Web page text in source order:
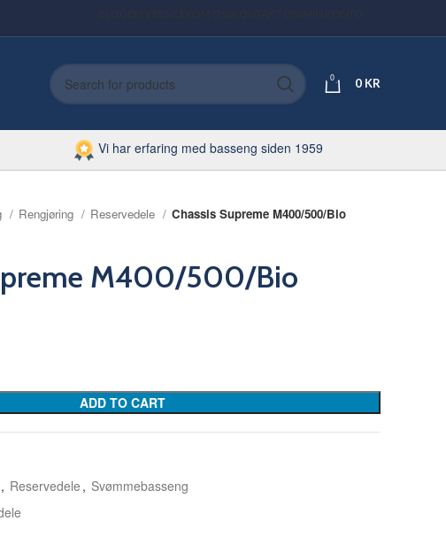
0 0 KR
Vi har erfaring med basseng siden 1959
Rengjøring Reservedele Chassis Supreme M400/500/Bio
M400/500/Bio
ADD TO CART
, Reservedele , Svømmebasseng